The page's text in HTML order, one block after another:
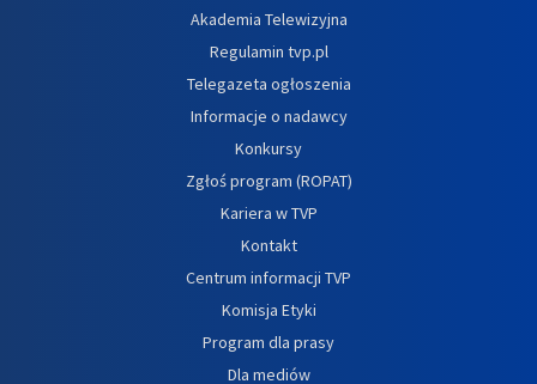
Akademia Telewizyjna
Regulamin tvp.pl
Telegazeta ogłoszenia
Informacje o nadawcy
Konkursy
Zgłoś program (ROPAT)
Kariera w TVP
Kontakt
Centrum informacji TVP
Komisja Etyki
Program dla prasy
Dla mediów